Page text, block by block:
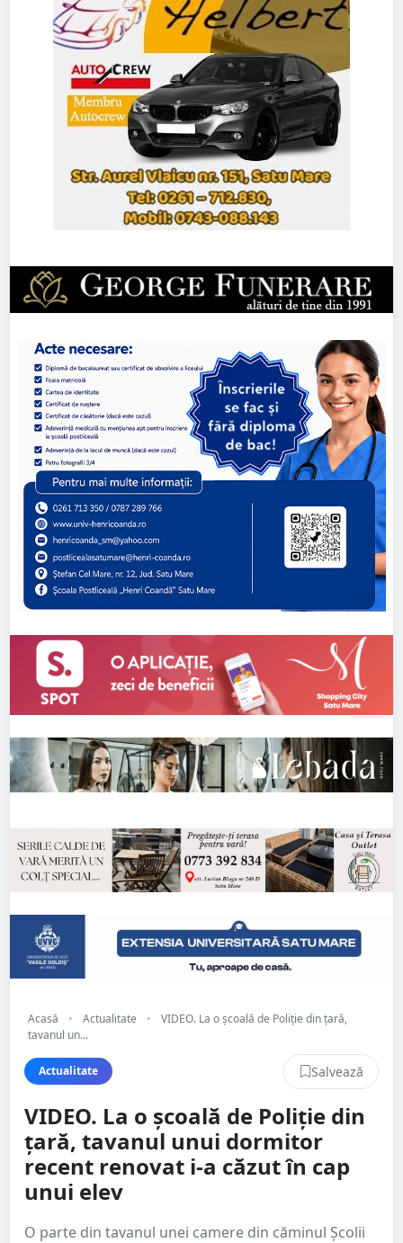
Acasă • Actualitate •
VIDEO. La o școală de Poliție din țară,
tavanul un...
Actualitate Salvează
VIDEO. La o școală de Poliție din
țară, tavanul unui dormitor
recent renovat i-a căzut în cap
unui elev
O parte din tavanul unei camere din căminul Şcolii